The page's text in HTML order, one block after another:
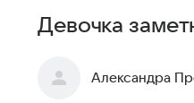
Девочка
Александра